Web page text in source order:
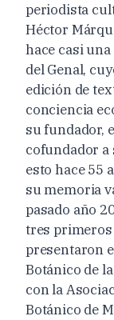
periodista
Héctor
hace casi
del Genal,
edición de
conciencia
su fundador,
cofundador a
esto hace 55
su memoria
pasado año
tres
presentaron
Botánico de
con la
Botánico de